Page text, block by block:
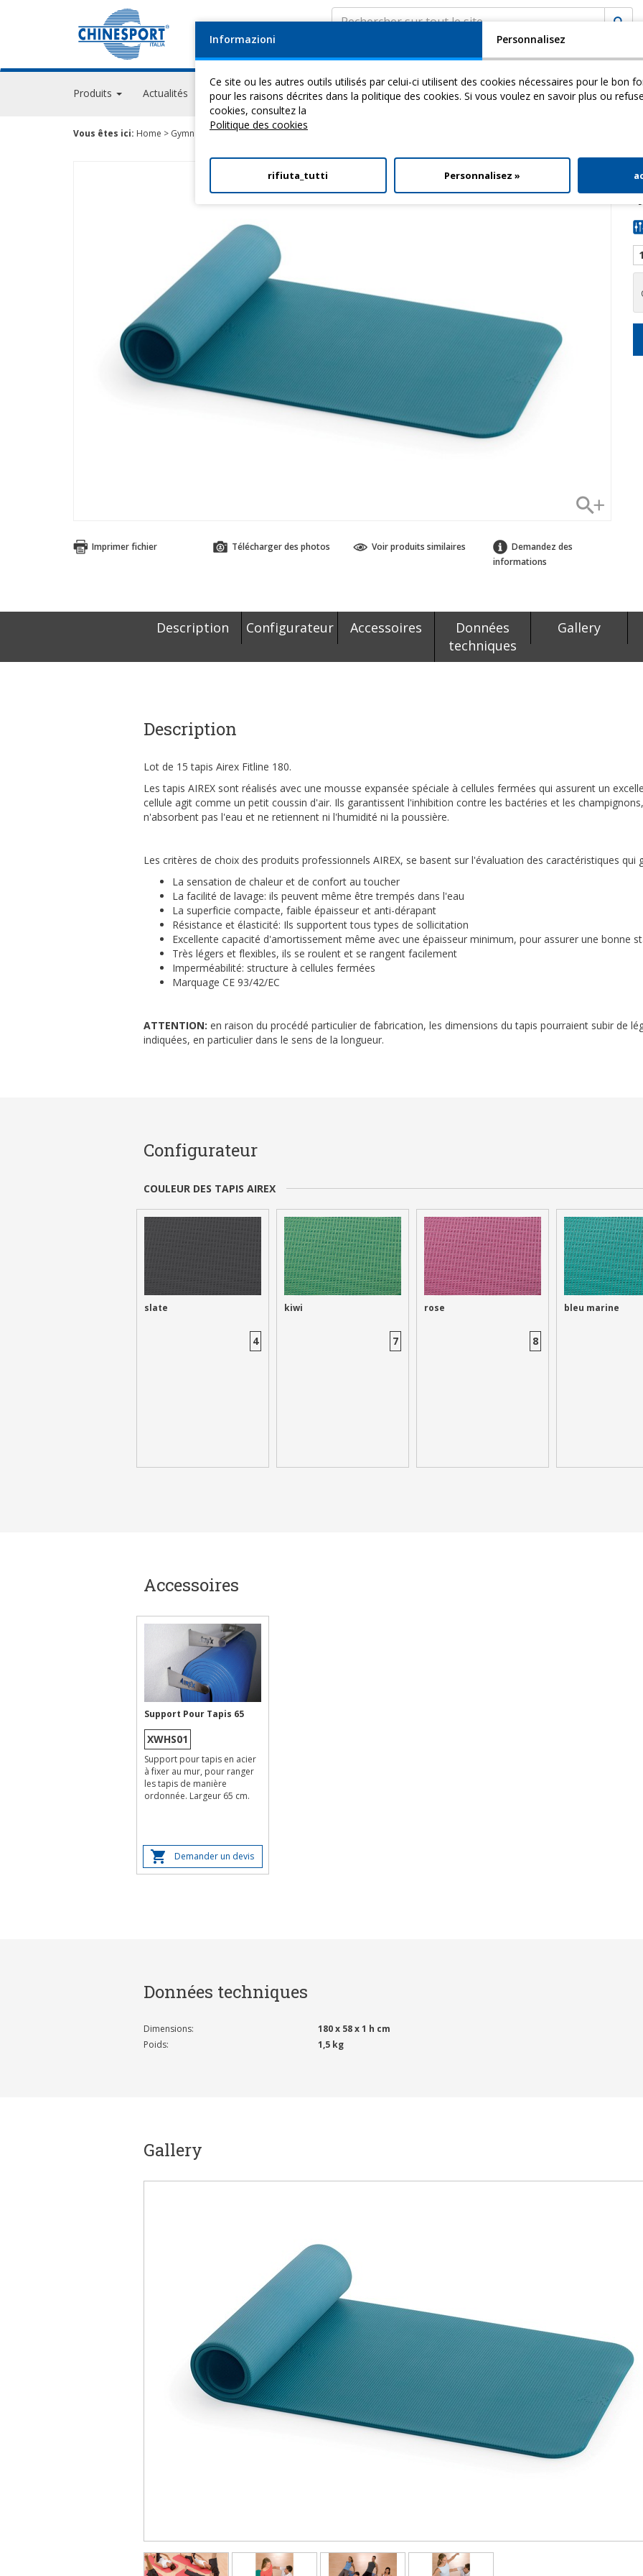
Produits Actualités Evénements GPS Academy Video Download
Vous êtes ici: Home > Gymnastique Medicale>Tapis Airex
Imprimer fichier Télécharger des photos Voir produits similaires
Demandez des
informations
Description Configurateur Accessoires
Données
techniques
Gallery
Description
Lot de 15 tapis Airex Fitline 180.
Les tapis AIREX sont réalisés avec une mousse expansée spéciale à cellules fermées qui assurent un
cellule agit comme un petit coussin d'air. Ils garantissent l'inhibition contre les bactéries et les
n'absorbent pas l'eau et ne retiennent ni l'humidité ni la poussière.
Les critères de choix des produits professionnels AIREX, se basent sur l'évaluation des caractéristiques qui
La sensation de chaleur et de confort au toucher
La facilité de lavage: ils peuvent même être trempés dans l'eau
La superficie compacte, faible épaisseur et anti-dérapant
Résistance et élasticité: Ils supportent tous types de sollicitation
Excellente capacité d'amortissement même avec une épaisseur minimum, pour assurer une bonne
Très légers et flexibles, ils se roulent et se rangent facilement
Imperméabilité: structure à cellules fermées
Marquage CE 93/42/EC
ATTENTION: en raison du procédé particulier de fabrication, les dimensions du tapis pourraient subir de
indiquées, en particulier dans le sens de la longueur.
Configurateur
COULEUR DES TAPIS AIREX
slate
4
kiwi
7
rose
8
bleu marine
Accessoires
Support Pour Tapis 65
XWHS01
Support pour tapis en acier
à fixer au mur, pour ranger
les tapis de manière
ordonnée. Largeur 65 cm.
Demander un devis
Données techniques
Dimensions:
180 x 58 x 1 h cm
Poids:
1,5 kg
Gallery
Informazioni Personnalisez
Ce site ou les autres outils utilisés par celui-ci utilisent des cookies nécessaires pour le bon
pour les raisons décrites dans la politique des cookies. Si vous voulez en savoir plus ou
cookies, consultez la
Politique des cookies
rifiuta_tutti Personnalisez »